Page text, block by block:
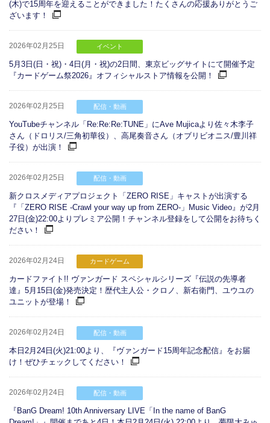
(木)で15周年を迎えることができました！たくさんの応援ありがとうご
ざいます！
2026年02月25日 イベント
5月3日(日・祝)・4日(月・祝)の2日間、東京ビッグサイトにて開催予定
『カードゲーム祭2026』オフィシャルストア情報を公開！
2026年02月25日 配信・動画
YouTubeチャンネル「Re:Re:Re:TUNE」にAve Mujicaより佐々木李子
さん（ドロリス/三角初華役）、高尾奏音さん（オブリビオニス/豊川祥
子役）が出演！
2026年02月25日 配信・動画
新クロスメディアプロジェクト「ZERO RISE」キャストが出演する
『「ZERO RISE -Crawl your way up from ZERO-」Music Video』が2月
27日(金)22:00よりプレミア公開！チャンネル登録をして公開をお待ちく
ださい！
2026年02月24日 カードゲーム
カードファイト!! ヴァンガード スペシャルシリーズ『伝説の先導者
達』5月15日(金)発売決定！歴代主人公・クロノ、新右衛門、ユウユの
ユニットが登場！
2026年02月24日 配信・動画
本日2月24日(火)21:00より、『ヴァンガード15周年記念配信』をお届
け！ぜひチェックしてください！
2026年02月24日 配信・動画
『BanG Dream! 10th Anniversary LIVE「In the name of BanG